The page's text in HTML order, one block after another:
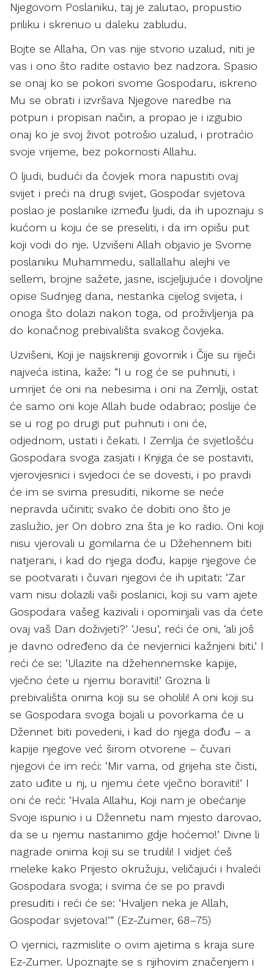
Njegovom Poslaniku, taj je zalutao, propustio
priliku i skrenuo u daleku zabludu.
Bojte se Allaha, On vas nije stvorio uzalud, niti je
vas i ono što radite ostavio bez nadzora. Spasio
se onaj ko se pokori svome Gospodaru, iskreno
Mu se obrati i izvršava Njegove naredbe na
potpun i propisan način, a propao je i izgubio
onaj ko je svoj život potrošio uzalud, i protraćio
svoje vrijeme, bez pokornosti Allahu.
O ljudi, budući da čovjek mora napustiti ovaj
svijet i preći na drugi svijet, Gospodar svjetova
poslao je poslanike između ljudi, da ih upoznaju s
kućom u koju će se preseliti, i da im opišu put
koji vodi do nje. Uzvišeni Allah objavio je Svome
poslaniku Muhammedu, sallallahu alejhi ve
sellem, brojne sažete, jasne, iscjeljujuće i dovoljne
opise Sudnjeg dana, nestanka cijelog svijeta, i
onoga što dolazi nakon toga, od proživljenja pa
do konačnog prebivališta svakog čovjeka.
Uzvišeni, Koji je naijskreniji govornik i Čije su riječi
najveća istina, kaže: “I u rog će se puhnuti, i
umrijet će oni na nebesima i oni na Zemlji, ostat
će samo oni koje Allah bude odabrao; poslije će
se u rog po drugi put puhnuti i oni će,
odjednom, ustati i čekati. I Zemlja će svjetlošću
Gospodara svoga zasjati i Knjiga će se postaviti,
vjerovjesnici i svjedoci će se dovesti, i po pravdi
će im se svima presuditi, nikome se neće
nepravda učiniti; svako će dobiti ono što je
zaslužio, jer On dobro zna šta je ko radio. Oni koji
nisu vjerovali u gomilama će u Džehennem biti
natjerani, i kad do njega dođu, kapije njegove će
se pootvarati i čuvari njegovi će ih upitati: ‘Zar
vam nisu dolazili vaši poslanici, koji su vam ajete
Gospodara vašeg kazivali i opominjali vas da ćete
ovaj vaš Dan doživjeti?’ ‘Jesu’, reći će oni, ‘ali još
je davno određeno da će nevjernici kažnjeni biti.’ I
reći će se: ‘Ulazite na džehennemske kapije,
vječno ćete u njemu boraviti!’ Grozna li
prebivališta onima koji su se oholili! A oni koji su
se Gospodara svoga bojali u povorkama će u
Džennet biti povedeni, i kad do njega dođu – a
kapije njegove već širom otvorene – čuvari
njegovi će im reći: ‘Mir vama, od grijeha ste čisti,
zato uđite u nj, u njemu ćete vječno boraviti!’ I
oni će reći: ‘Hvala Allahu, Koji nam je obećanje
Svoje ispunio i u Džennetu nam mjesto darovao,
da se u njemu nastanimo gdje hoćemo!’ Divne li
nagrade onima koji su se trudili! I vidjet ćeš
meleke kako Prijesto okružuju, veličajući i hvaleći
Gospodara svoga; i svima će se po pravdi
presuditi i reći će se: ‘Hvaljen neka je Allah,
Gospodar svjetova!’” (Ez-Zumer, 68–75)
O vjernici, razmislite o ovim ajetima s kraja sure
Ez-Zumer. Upoznajte se s njihovim značenjem i